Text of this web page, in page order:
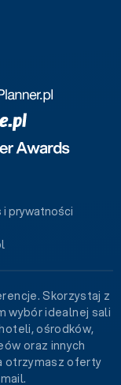
prywatności
Skorzystaj z
wybór idealnej sali
ośrodków,
oraz innych
otrzymasz oferty